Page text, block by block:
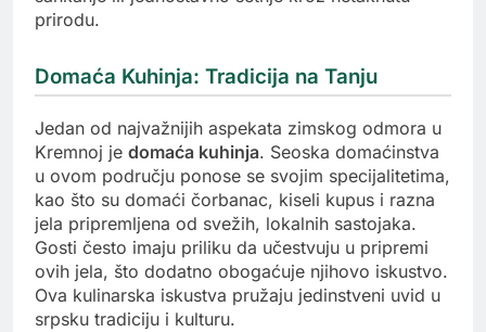
prirodu.
Domaća Kuhinja: Tradicija na Tanju
Jedan od najvažnijih aspekata zimskog odmora u
Kremnoj je domaća kuhinja. Seoska domaćinstva
u ovom području ponose se svojim specijalitetima,
kao što su domaći čorbanac, kiseli kupus i razna
jela pripremljena od svežih, lokalnih sastojaka.
Gosti često imaju priliku da učestvuju u pripremi
ovih jela, što dodatno obogaćuje njihovo iskustvo.
Ova kulinarska iskustva pružaju jedinstveni uvid u
srpsku tradiciju i kulturu.